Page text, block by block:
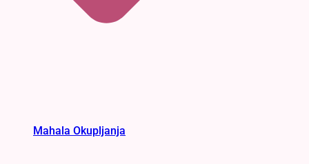
Mahala Okupljanja